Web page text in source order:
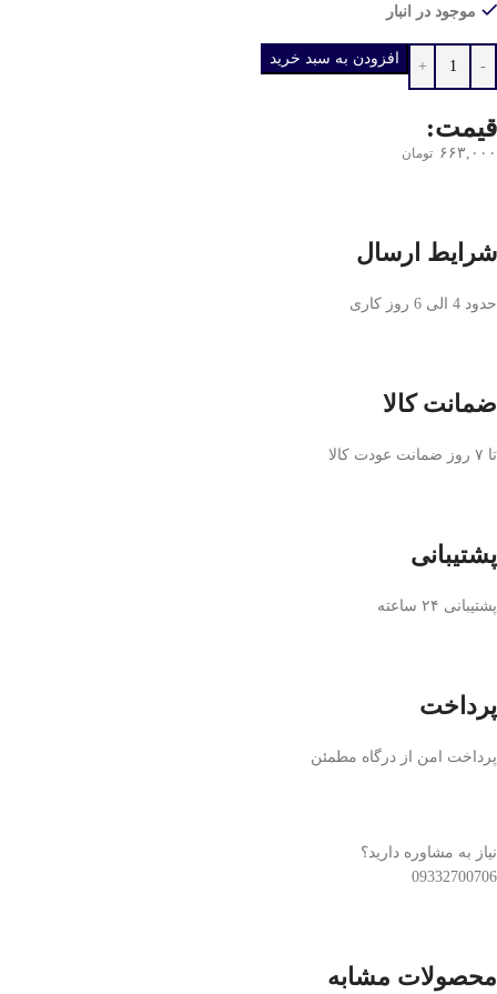
موجود در انبار
افزودن به سبد خرید
قیمت:
۶۶۳,۰۰۰ تومان
شرایط ارسال
حدود 4 الی 6 روز کاری
ضمانت کالا
تا ۷ روز ضمانت عودت کالا
پشتیبانی
پشتیبانی ۲۴ ساعته
پرداخت
پرداخت امن از درگاه مطمئن
نیاز به مشاوره دارید؟
09332700706
محصولات مشابه